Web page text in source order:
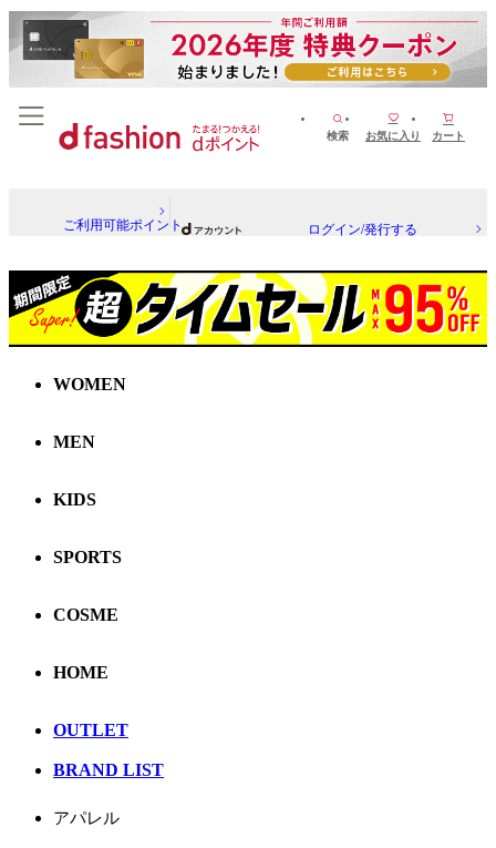
検索 お気に入り カート
ご利用可能ポイント ログイン/発行する
WOMEN
MEN
KIDS
SPORTS
COSME
HOME
OUTLET
BRAND LIST
アパレル